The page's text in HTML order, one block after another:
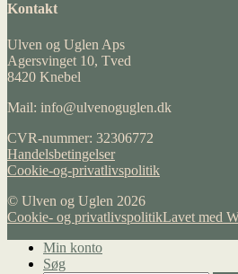
Kontakt
Ulven og Uglen Aps
Agersvinget 10, Tved
8420 Knebel
Mail: info@ulvenoguglen.dk
CVR-nummer: 32306772
Handelsbetingelser
Cookie-og-privatlivspolitik
© Ulven og Uglen 2026
Cookie- og privatlivspolitikLavet med
Min konto
Søg